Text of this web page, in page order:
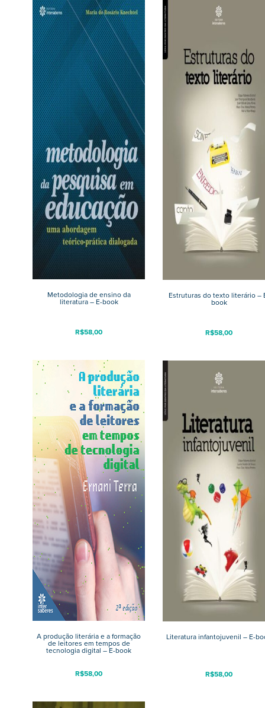
Metodologia de ensino da
literatura – E-book
R$58,00
Estruturas do texto literário –
book
R$58,00
A produção literária e a formação
de leitores em tempos de
tecnologia digital – E-book
R$58,00
Literatura infantojuvenil – E-
R$58,00